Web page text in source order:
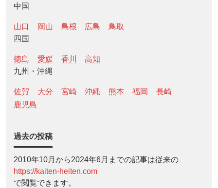
中国
山口 岡山 島根 広島
鳥取
四国
徳島 愛媛 香川
高知
九州・沖縄
佐賀 大分 宮崎 沖縄 熊本 福岡
長崎
鹿児島
過去の投稿
2010年10月から2024年6月までの記事は従来の
https://kaiten-heiten.com
で閲覧できます。